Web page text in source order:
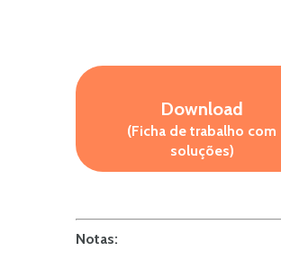
Download
(Ficha de trabalho com
soluções)
Notas: